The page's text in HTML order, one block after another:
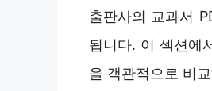
출판사의 교과서
됩니다. 이 섹션에
을 객관적으로 비